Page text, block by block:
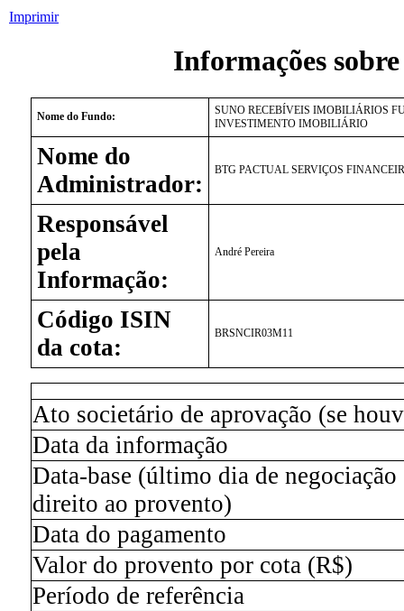
Imprimir
Informações
Nome do Fundo:
SUNO RECEBÍVEIS IMOBILIÁRIOS
INVESTIMENTO IMOBILIÁRIO
Nome do
Administrador:
BTG PACTUAL SERVIÇOS
Responsável
pela
Informação:
André Pereira
Código ISIN
da cota:
BRSNCIR03M11
Ato societário de aprovação (se
Data da informação
Data-base (último dia de negociação
direito ao provento)
Data do pagamento
Valor do provento por cota (R$)
Período de referência